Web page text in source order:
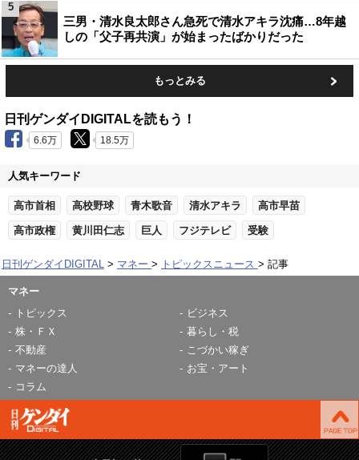
三男・清水良太郎さん急死で清水アキラ沈痛…8年越
しの「父子再共演」が始まったばかりだった
5
もっとみる
日刊ゲンダイDIGITALを読もう！
6.6万 18.5万
人気キーワード
高市首相 高校野球 青木歌音 清水アキラ 高市早苗
高市政権 黄川田仁志 巨人 フジテレビ 受験
日刊ゲンダイDIGITAL マネー トピックスニュース 記事
マネー
トピックス
ビジネス
株・ＦＸ
暮らし・税
不動産
こづかい稼ぎ
マネーの達人
お宝・アート
コラム